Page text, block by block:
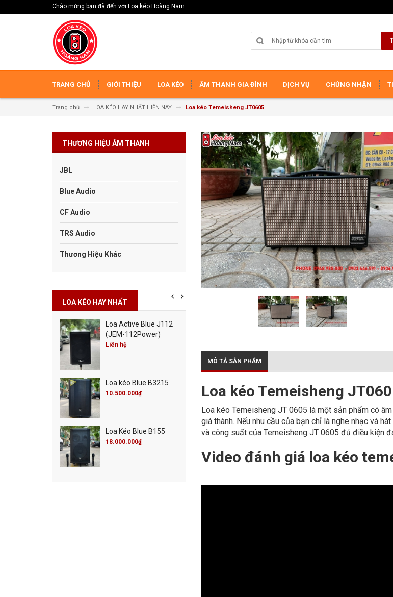
Chào mừng bạn đã đến với Loa kéo Hoàng Nam
TRANG CHỦ GIỚI THIỆU LOA KÉO ÂM THANH GIA ĐÌNH DỊCH VỤ CHỨNG NHẬN
Trang chủ LOA KÉO HAY NHẤT HIỆN NAY Loa kéo Temeisheng JT0605
MÔ TẢ SẢN PHẨM
Loa kéo Temeisheng
Loa kéo Temeisheng JT 0605 là một sản phẩm có
giá thành. Nếu nhu cầu của bạn chỉ là nghe nhạc và
và công suất của Temeisheng JT 0605 đủ điều kiện
Video đánh giá loa kéo
THƯƠNG HIỆU ÂM THANH
JBL
Blue Audio
CF Audio
TRS Audio
Thương Hiệu Khác
LOA KÉO HAY NHẤT
Loa Active Blue J112
(JEM-112Power)
Liên hệ
Loa kéo Blue B3215
10.500.000₫
Loa Kéo Blue B155
18.000.000₫